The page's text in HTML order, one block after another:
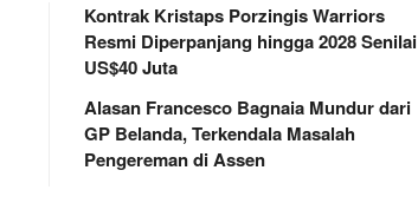
Kontrak Kristaps Porzingis Warriors
Resmi Diperpanjang hingga 2028 Senilai
US$40 Juta
Alasan Francesco Bagnaia Mundur dari
GP Belanda, Terkendala Masalah
Pengereman di Assen